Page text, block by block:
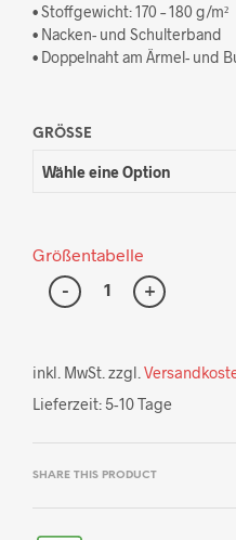
• Stoffgewicht: 170 – 180 g/m²
• Nacken- und Schulterband
• Doppelnaht am Ärmel- und
GRÖSSE
Größentabelle
inkl. MwSt.zzgl.
Lieferzeit:5-10 Tage
SHARE THIS PRODUCT